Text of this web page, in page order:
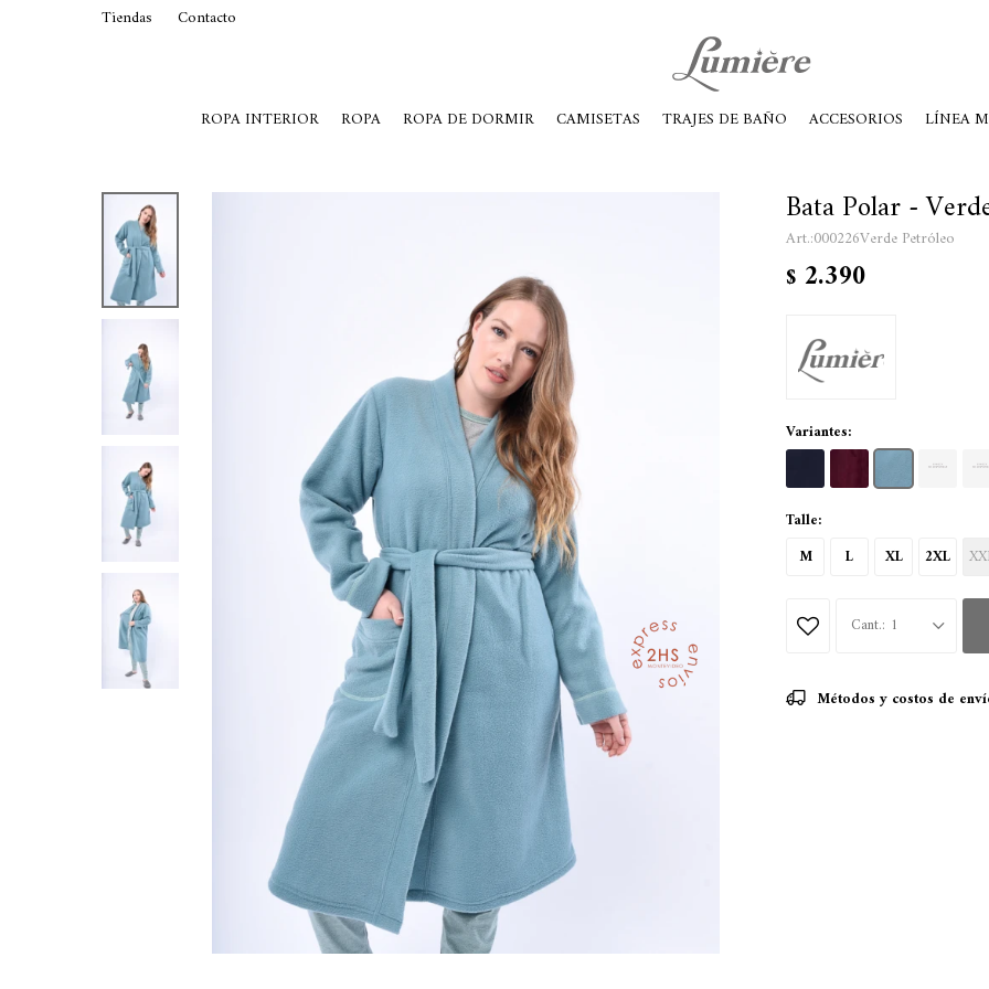
ROPA INTERIOR ROPA ROPA DE DORMIR CAMISETAS TRAJES DE BAÑO ACCESORIOS LÍNEA
Tiendas Contacto
Bata Polar -
000226Verde Petróleo
$ 2.390
Variantes:
Talle:
M
L XL 2XL
1
Métodos y costos de